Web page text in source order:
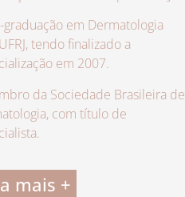
graduação em Dermatologia
tendo finalizado a
em 2007.
da Sociedade Brasileira de
com título de
mais +